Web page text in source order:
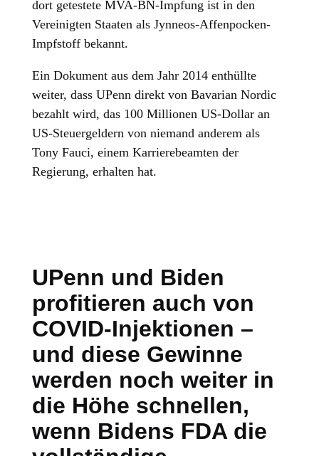
dort getestete MVA-BN-Impfung ist in den
Vereinigten Staaten als Jynneos-Affenpocken-
Impfstoff bekannt.
Ein Dokument aus dem Jahr 2014 enthüllte
weiter, dass UPenn direkt von Bavarian Nordic
bezahlt wird, das 100 Millionen US-Dollar an
US-Steuergeldern von niemand anderem als
Tony Fauci, einem Karrierebeamten der
Regierung, erhalten hat.
UPenn und Biden
profitieren auch von
COVID-Injektionen –
und diese Gewinne
werden noch weiter in
die Höhe schnellen,
wenn Bidens FDA die